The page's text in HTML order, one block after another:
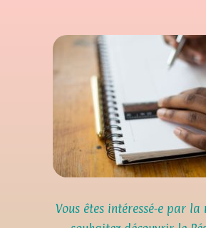
Vous êtes intéressé-e par la